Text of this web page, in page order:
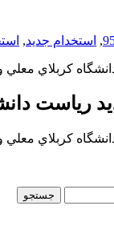
, استخدام جدید,